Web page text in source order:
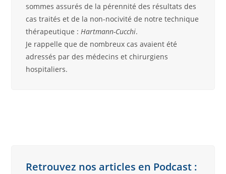
sommes assurés de la pérennité des résultats des
cas traités et de la non-nocivité de notre technique
thérapeutique : Hartmann-Cucchi.
Je rappelle que de nombreux cas avaient été
adressés par des médecins et chirurgiens
hospitaliers.
Retrouvez nos articles en Podcast :